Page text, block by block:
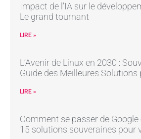
Impact de l’IA sur le
Le grand tournant
LIRE »
L’Avenir de Linux en 2030 :
Guide des Meilleures Solutions
LIRE »
Comment se passer de
15 solutions souveraines pour